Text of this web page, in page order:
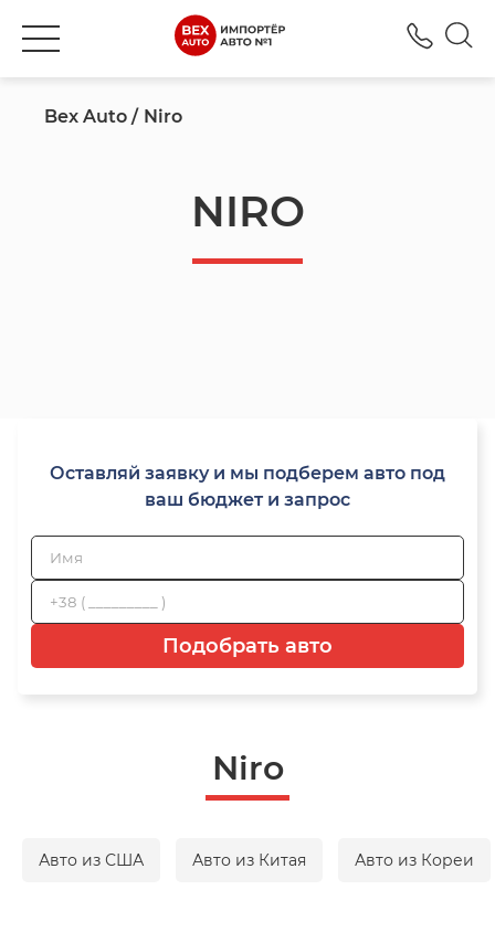
Bex Auto Niro
NIRO
Оставляй заявку и мы подберем авто под
ваш бюджет и запрос
Подобрать авто
Niro
Авто из США Авто из Китая Авто из Кореи